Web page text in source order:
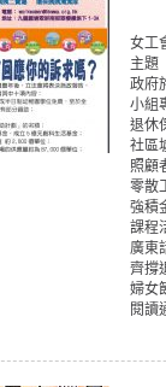
女工
主題
政府
小組
退休
社區
照顧
零散
強積
課程
廣東
齊撐
婦女
閱讀